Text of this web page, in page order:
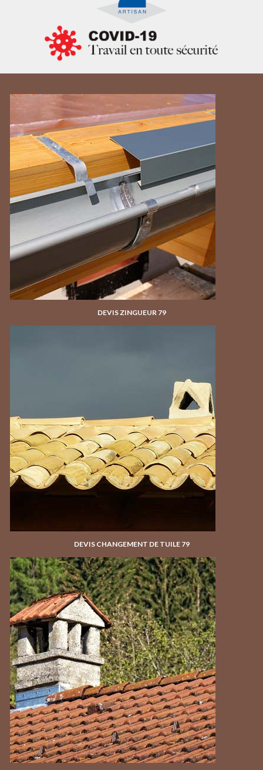
DEVIS ZINGUEUR 79
DEVIS CHANGEMENT DE TUILE 79